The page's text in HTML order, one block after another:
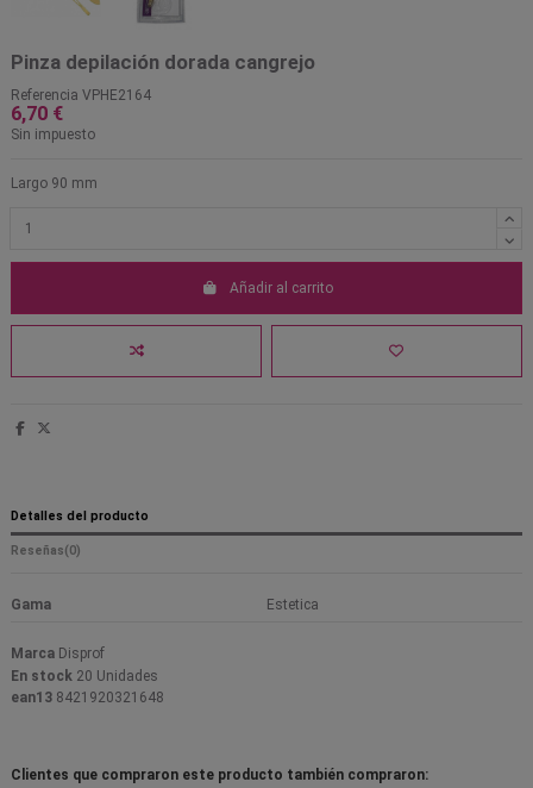
Pinza depilación dorada cangrejo
Referencia VPHE2164
6,70 €
Sin impuesto
Largo 90 mm
Añadir al carrito
Detalles del producto
Reseñas(0)
Gama Estetica
Marca Disprof
En stock 20 Unidades
ean13 8421920321648
Clientes que compraron este producto también compraron: